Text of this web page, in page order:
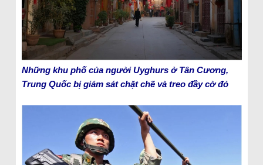
Những khu phố của người Uyghurs ở Tân Cương,
Trung Quốc bị giám sát chặt chẽ và treo đầy cờ đỏ